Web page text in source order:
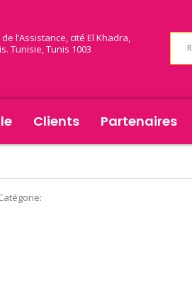
l’Assistance, cité El Khadra,
Tunisie, Tunis 1003
Clients Partenaires